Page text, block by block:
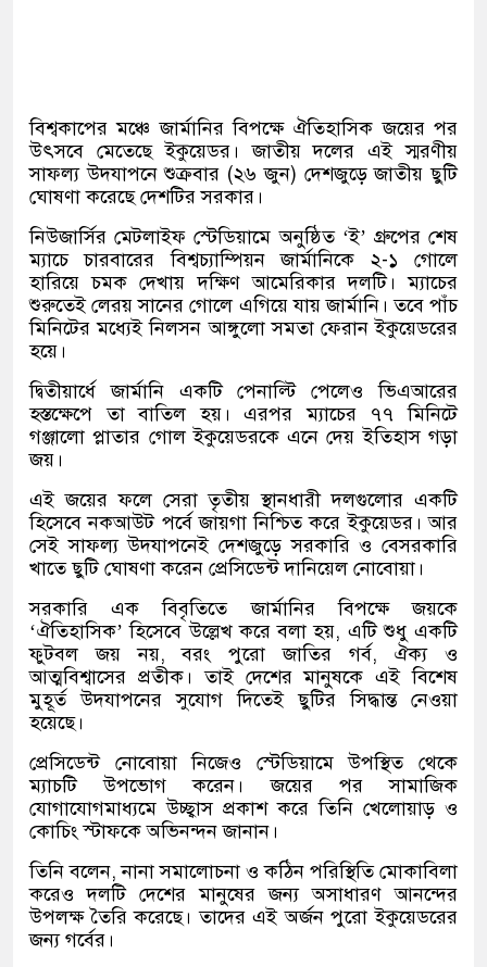
বিশ্বকাপের মঞ্চে জার্মানির বিপক্ষে ঐতিহাসিক জয়ের পর
উৎসবে মেতেছে ইকুয়েডর। জাতীয় দলের এই স্মরণীয়
সাফল্য উদযাপনে শুক্রবার (২৬ জুন) দেশজুড়ে জাতীয় ছুটি
ঘোষণা করেছে দেশটির সরকার।
নিউজার্সির মেটলাইফ স্টেডিয়ামে অনুষ্ঠিত ‘ই’ গ্রুপের শেষ
ম্যাচে চারবারের বিশ্বচ্যাম্পিয়ন জার্মানিকে ২-১ গোলে
হারিয়ে চমক দেখায় দক্ষিণ আমেরিকার দলটি। ম্যাচের
শুরুতেই লেরয় সানের গোলে এগিয়ে যায় জার্মানি। তবে পাঁচ
মিনিটের মধ্যেই নিলসন আঙ্গুলো সমতা ফেরান ইকুয়েডরের
হয়ে।
দ্বিতীয়ার্ধে জার্মানি একটি পেনাল্টি পেলেও ভিএআরের
হস্তক্ষেপে তা বাতিল হয়। এরপর ম্যাচের ৭৭ মিনিটে
গঞ্জালো প্লাতার গোল ইকুয়েডরকে এনে দেয় ইতিহাস গড়া
জয়।
এই জয়ের ফলে সেরা তৃতীয় স্থানধারী দলগুলোর একটি
হিসেবে নকআউট পর্বে জায়গা নিশ্চিত করে ইকুয়েডর। আর
সেই সাফল্য উদযাপনেই দেশজুড়ে সরকারি ও বেসরকারি
খাতে ছুটি ঘোষণা করেন প্রেসিডেন্ট দানিয়েল নোবোয়া।
সরকারি এক বিবৃতিতে জার্মানির বিপক্ষে জয়কে
‘ঐতিহাসিক’ হিসেবে উল্লেখ করে বলা হয়, এটি শুধু একটি
ফুটবল জয় নয়, বরং পুরো জাতির গর্ব, ঐক্য ও
আত্মবিশ্বাসের প্রতীক। তাই দেশের মানুষকে এই বিশেষ
মুহূর্ত উদযাপনের সুযোগ দিতেই ছুটির সিদ্ধান্ত নেওয়া
হয়েছে।
প্রেসিডেন্ট নোবোয়া নিজেও স্টেডিয়ামে উপস্থিত থেকে
ম্যাচটি উপভোগ করেন। জয়ের পর সামাজিক
যোগাযোগমাধ্যমে উচ্ছ্বাস প্রকাশ করে তিনি খেলোয়াড় ও
কোচিং স্টাফকে অভিনন্দন জানান।
তিনি বলেন, নানা সমালোচনা ও কঠিন পরিস্থিতি মোকাবিলা
করেও দলটি দেশের মানুষের জন্য অসাধারণ আনন্দের
উপলক্ষ তৈরি করেছে। তাদের এই অর্জন পুরো ইকুয়েডরের
জন্য গর্বের।